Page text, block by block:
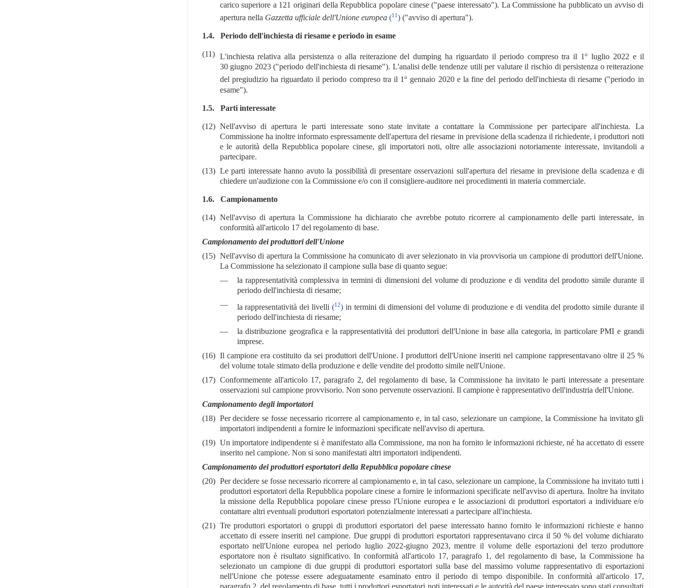
carico superiore a 121 originari della Repubblica popolare cinese ("paese interessato"). La Commissione ha pubblicato un avviso di
apertura nella Gazzetta ufficiale dell'Unione europea (11)("avviso di apertura").
1.4. Periodo dell'inchiesta di riesame e periodo in esame
(11) L'inchiesta relativa alla persistenza o alla reiterazione del dumping ha riguardato il periodo compreso tra il 1o
luglio 2022 e il
30 giugno 2023 ("periodo dell'inchiesta di riesame"). L'analisi delle tendenze utili per valutare il rischio di persistenza o reiterazione
del pregiudizio ha riguardato il periodo compreso tra il 1o gennaio 2020 e la fine del periodo dell'inchiesta di riesame ("periodo in
esame").
1.5. Parti interessate
(12) Nell'avviso di apertura le parti interessate sono state invitate a contattare la Commissione per partecipare all'inchiesta. La
Commissione ha inoltre informato espressamente dell'apertura del riesame in previsione della scadenza il richiedente, i produttori noti
e le autorità della Repubblica popolare cinese, gli importatori noti, oltre alle associazioni notoriamente interessate, invitandoli a
partecipare.
(13) Le parti interessate hanno avuto la possibilità di presentare osservazioni sull'apertura del riesame in previsione della scadenza e di
chiedere un'audizione con la Commissione e/o con il consigliere-auditore nei procedimenti in materia commerciale.
1.6. Campionamento
(14) Nell'avviso di apertura la Commissione ha dichiarato che avrebbe potuto ricorrere al campionamento delle parti interessate, in
conformità all'articolo 17 del regolamento di base.
Campionamento dei produttori dell'Unione
(15) Nell'avviso di apertura la Commissione ha comunicato di aver selezionato in via provvisoria un campione di produttori dell'Unione.
La Commissione ha selezionato il campione sulla base di quanto segue:
—
la rappresentatività complessiva in termini di dimensioni del volume di produzione e di vendita del prodotto simile durante il
periodo dell'inchiesta di riesame;
—
la rappresentatività dei livelli(12) in termini di dimensioni del volume di produzione e di vendita del prodotto simile durante il
periodo dell'inchiesta di riesame;
—
la distribuzione geografica e la rappresentatività dei produttori dell'Unione in base alla categoria, in particolare PMI e grandi
imprese.
(16) Il campione era costituito da sei produttori dell'Unione. I produttori dell'Unione inseriti nel campione rappresentavano oltre il 25 %
del volume totale stimato della produzione e delle vendite del prodotto simile nell'Unione.
(17) Conformemente all'articolo 17, paragrafo 2, del regolamento di base, la Commissione ha invitato le parti interessate a presentare
osservazioni sul campione provvisorio. Non sono pervenute osservazioni. Il campione è rappresentativo dell'industria dell'Unione.
Campionamento degli importatori
(18) Per decidere se fosse necessario ricorrere al campionamento e, in tal caso, selezionare un campione, la Commissione ha invitato gli
importatori indipendenti a fornire le informazioni specificate nell'avviso di apertura.
(19) Un importatore indipendente si è manifestato alla Commissione, ma non ha fornito le informazioni richieste, né ha accettato di essere
inserito nel campione. Non si sono manifestati altri importatori indipendenti.
Campionamento dei produttori esportatori della Repubblica popolare cinese
(20) Per decidere se fosse necessario ricorrere al campionamento e, in tal caso, selezionare un campione, la Commissione ha invitato tutti i
produttori esportatori della Repubblica popolare cinese a fornire le informazioni specificate nell'avviso di apertura. Inoltre ha invitato
la missione della Repubblica popolare cinese presso l'Unione europea e le associazioni di produttori esportatori a individuare e/o
contattare altri eventuali produttori esportatori potenzialmente interessati a partecipare all'inchiesta.
(21) Tre produttori esportatori o gruppi di produttori esportatori del paese interessato hanno fornito le informazioni richieste e hanno
accettato di essere inseriti nel campione. Due gruppi di produttori esportatori rappresentavano circa il 50 % del volume dichiarato
esportato nell'Unione europea nel periodo luglio 2022-giugno 2023, mentre il volume delle esportazioni del terzo produttore
esportatore non è risultato significativo. In conformità all'articolo 17, paragrafo 1, del regolamento di base, la Commissione ha
selezionato un campione di due gruppi di produttori esportatori sulla base del massimo volume rappresentativo di esportazioni
nell'Unione che potesse essere adeguatamente esaminato entro il periodo di tempo disponibile. In conformità all'articolo 17,